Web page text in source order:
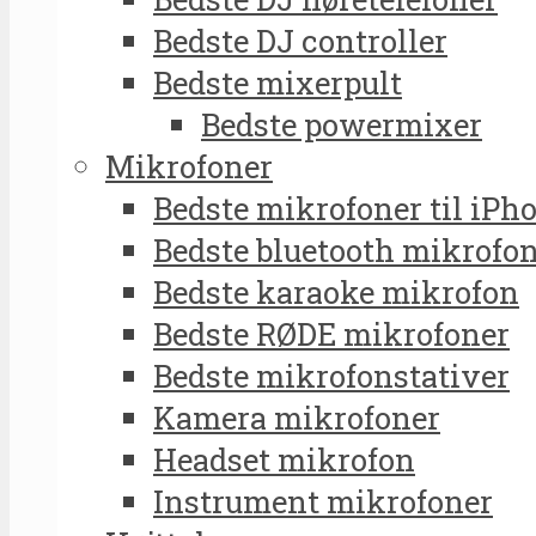
Bedste DJ controller
Bedste mixerpult
Bedste powermixer
Mikrofoner
Bedste mikrofoner til
Bedste bluetooth
Bedste karaoke mikrofon
Bedste RØDE mikrofoner
Bedste mikrofonstativer
Kamera mikrofoner
Headset mikrofon
Instrument mikrofoner